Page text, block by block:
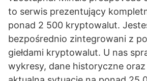
to serwis prezentujący
ponad 2 500 kryptowalut.
bezpośrednio zintegrowani z
giełdami kryptowalut. U nas
wykresy, dane historyczne